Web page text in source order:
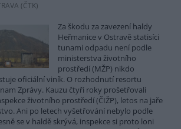
(ČTK)
Za škodu za zavezení haldy
Heřmanice v Ostravě statisíci
tunami odpadu není podle
ministerstva životního
prostředí (MŽP) nikdo
oficiální viník. O rozhodnutí resortu
Zprávy. Kauzu čtyři roky prošetřovali
životního prostředí (ČIŽP), letos na jaře
Ani po letech vyšetřování nebylo podle
se v haldě skrývá, inspekce si proto loni